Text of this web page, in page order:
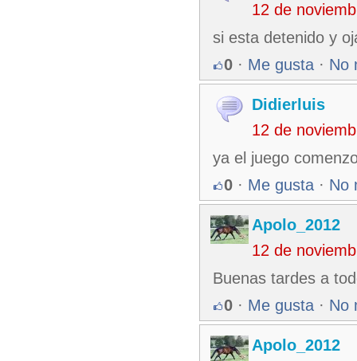
12 de
si esta detenido y
0 · Me gusta · No
Didierluis
12 de
ya el juego
0 · Me gusta · No
Apolo_2012
12 de
Buenas tardes a
0 · Me gusta · No
Apolo_2012